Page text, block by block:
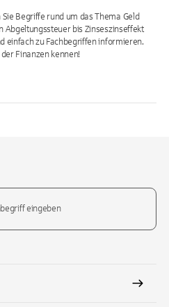
Begriffe rund um das Thema Geld
Abgeltungssteuer bis Zinseszinseffekt
einfach zu Fachbegriffen informieren.
der Finanzen kennen!